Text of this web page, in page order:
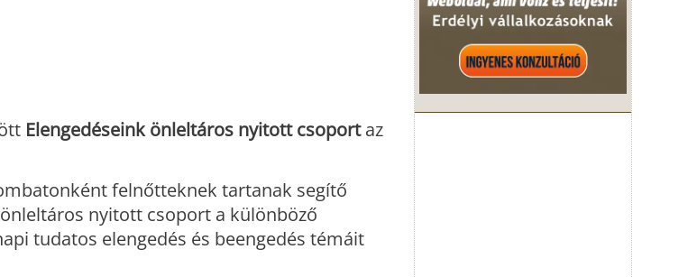
Elengedéseink önleltáros nyitott csoportaz
felnőtteknek tartanak segítő
nyitott csoport a különböző
tudatos elengedés és beengedés témáit